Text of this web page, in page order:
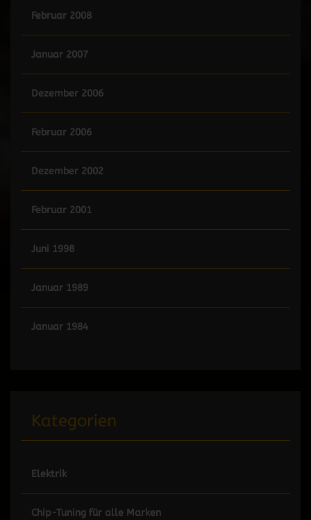
Februar 2008
Januar 2007
Dezember 2006
Februar 2006
Dezember 2002
Februar 2001
Juni 1998
Januar 1989
Januar 1984
Kategorien
Elektrik
Chip-Tuning für alle Marken